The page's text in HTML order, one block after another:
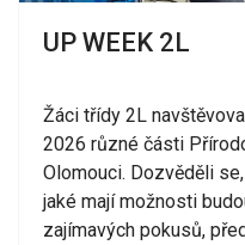
UP WEEK 2L
Žáci třídy 2L
2026 různé části
Olomouci. Dozvěděli
jaké mají možnosti
zajímavých pokusů,